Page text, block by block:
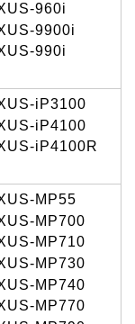
960i
9900i
990i
iP3100
iP4100
iP4100R
MP55
MP700
MP710
MP730
MP740
MP770